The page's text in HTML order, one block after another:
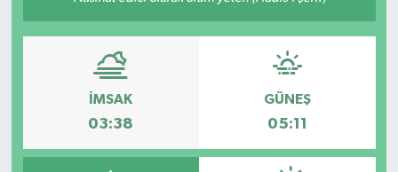
İMSAK
03:38
GÜNEŞ
05:11
Eğitim